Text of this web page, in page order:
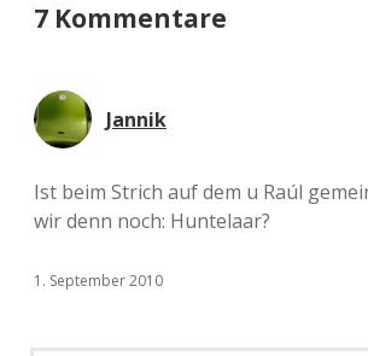
7 Kommentare
Jannik
Ist beim Strich auf dem u Raúl
wir denn noch: Huntelaar?
1. September 2010